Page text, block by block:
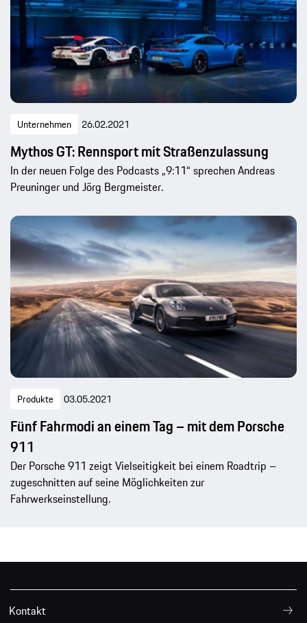
Unternehmen 26.02.2021
Mythos GT: Rennsport mit Straßenzulassung
In der neuen Folge des Podcasts „9:11“ sprechen Andreas
Preuninger und Jörg Bergmeister.
Produkte 03.05.2021
Fünf Fahrmodi an einem Tag – mit dem Porsche
911
Der Porsche 911 zeigt Vielseitigkeit bei einem Roadtrip –
zugeschnitten auf seine Möglichkeiten zur
Fahrwerkseinstellung.
Kontakt